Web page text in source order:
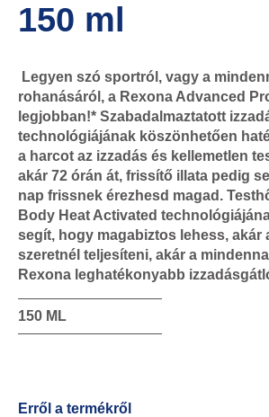
150 ml
Legyen szó sportról, vagy a
rohanásáról, a Rexona Advanced
legjobban!* Szabadalmaztatott
technológiájának köszönhetően
a harcot az izzadás és kellemetlen
akár 72 órán át, frissítő illata pedig
nap frissnek érezhesd magad.
Body Heat Activated
segít, hogy magabiztos lehess, akár
szeretnél teljesíteni, akár a
Rexona leghatékonyabb
150 ML
Erről a termékről